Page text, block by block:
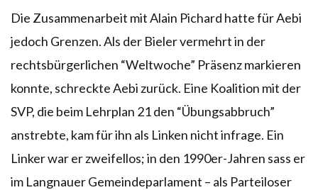
Die Zusammenarbeit mit Alain Pichard hatte für Aebi
jedoch Grenzen. Als der Bieler vermehrt in der
rechtsbürgerlichen “Weltwoche” Präsenz markieren
konnte, schreckte Aebi zurück. Eine Koalition mit der
SVP, die beim Lehrplan 21 den “Übungsabbruch”
anstrebte, kam für ihn als Linken nicht infrage. Ein
Linker war er zweifellos; in den 1990er-Jahren sass er
im Langnauer Gemeindeparlament – als Parteiloser